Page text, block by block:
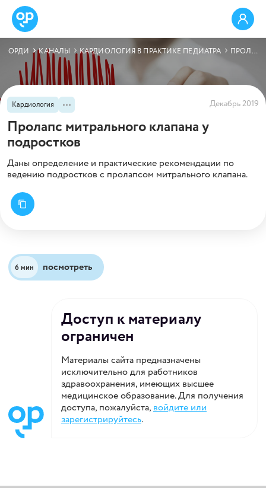
ОРДИ КАНАЛЫ КАРДИОЛОГИЯ В ПРАКТИКЕ ПЕДИАТРА ПРОЛАПС МИТРАЛЬНОГО КЛАПАНА У ПОДРОСТКОВ
Кардиология Декабрь 2019
Пролапс митрального клапана у
подростков
Даны определение и практические рекомендации по
ведению подростков с пролапсом митрального клапана.
6 мин посмотреть
Доступ к материалу
ограничен
Материалы сайта предназначены
исключительно для работников
здравоохранения, имеющих высшее
медицинское образование. Для получения
доступа, пожалуйста,войдите или
зарегистрируйтесь.